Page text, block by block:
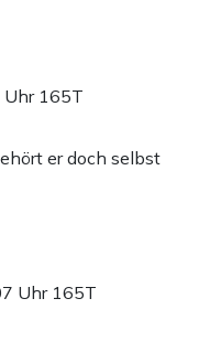
Uhr 165T
er doch selbst
Uhr 165T